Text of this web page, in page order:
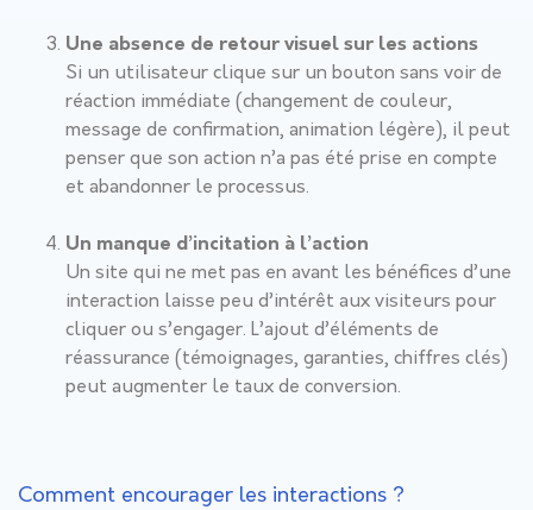
Une absence de retour visuel sur les actions
Si un utilisateur clique sur un bouton sans voir de
réaction immédiate (changement de couleur,
message de confirmation, animation légère), il peut
penser que son action n’a pas été prise en compte
et abandonner le processus.
Un manque d’incitation à l’action
Un site qui ne met pas en avant les bénéfices d’une
interaction laisse peu d’intérêt aux visiteurs pour
cliquer ou s’engager. L’ajout d’éléments de
réassurance (témoignages, garanties, chiffres clés)
peut augmenter le taux de conversion.
Comment encourager les interactions ?